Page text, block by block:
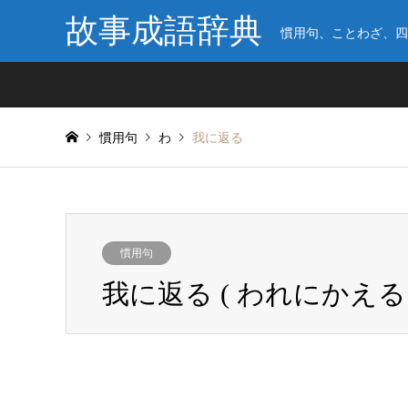
故事成語辞典 慣用句、ことわざ、
慣用句 わ 我に返る
慣用句
我に返る ( われにかえ